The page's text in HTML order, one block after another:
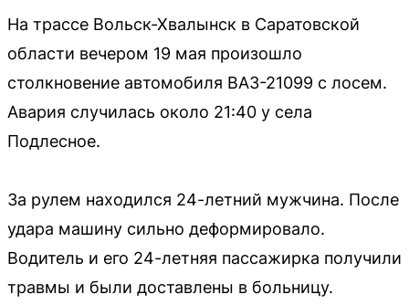
На трассе Вольск-Хвалынск в Саратовской
области вечером 19 мая произошло
столкновение автомобиля ВАЗ-21099 с лосем.
Авария случилась около 21:40 у села
Подлесное.
За рулем находился 24-летний мужчина. После
удара машину сильно деформировало.
Водитель и его 24-летняя пассажирка получили
травмы и были доставлены в больницу.